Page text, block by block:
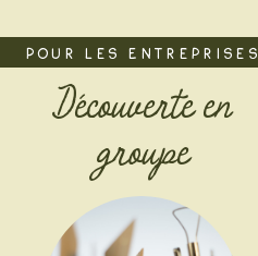
Pour les Entreprises
Découverte en
groupe